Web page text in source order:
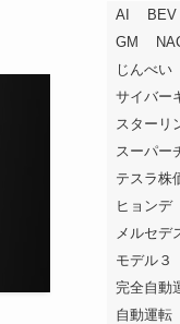
AI BEV
GM
じんべい
サイバー
スターリ
スーパー
テスラ株
ヒョンデ
メルセデ
モデル３
完全自動
自動運転